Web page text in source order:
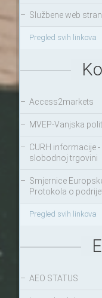
– Službene web
Pregled svih linkova
– Access2markets
– MVEP-Vanjska
– CURH informacije
slobodnoj trgovini
– Smjernice
Protokola o
Pregled svih linkova
– AEO STATUS